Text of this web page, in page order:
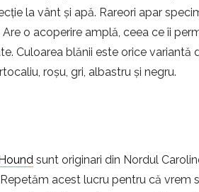
la vânt și apă. Rareori apar
Are o acoperire amplă, ceea ce îi
Culoarea blănii este orice
roșu, gri, albastru și negru.
sunt originari din Nordul
acest lucru pentru că vrem